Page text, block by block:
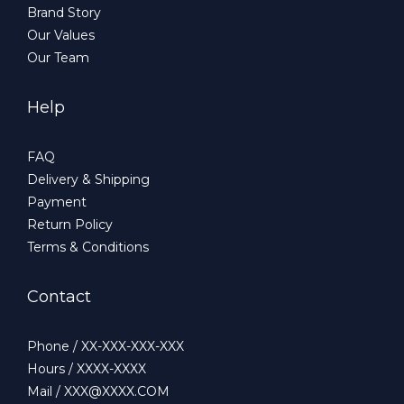
Brand Story
Our Values
Our Team
Help
FAQ
Delivery & Shipping
Payment
Return Policy
Terms & Conditions
Contact
Phone / XX-XXX-XXX-XXX
Hours / XXXX-XXXX
Mail / XXX@XXXX.COM